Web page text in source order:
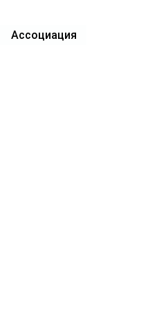
Ассоциация